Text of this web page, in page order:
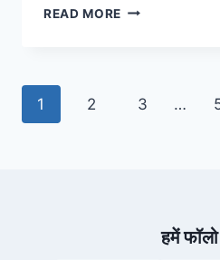
READ MORE SIWAN
Page
1 2 3 …
हमें